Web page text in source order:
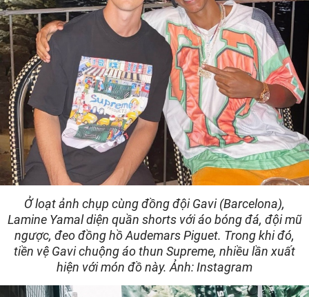
Ở loạt ảnh chụp cùng đồng đội Gavi (Barcelona),
Lamine Yamal diện quần shorts với áo bóng đá, đội mũ
ngược, đeo đồng hồ Audemars Piguet. Trong khi đó,
tiền vệ Gavi chuộng áo thun Supreme, nhiều lần xuất
hiện với món đồ này. Ảnh: Instagram